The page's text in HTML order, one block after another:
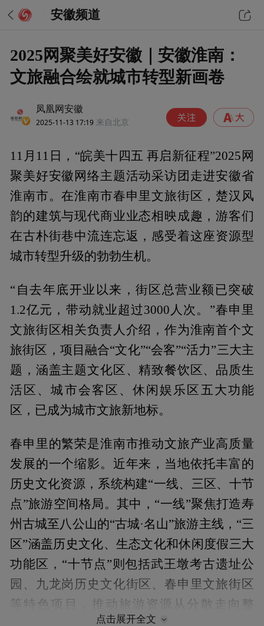
安徽频道
2025网聚美好安徽｜安徽淮南：
文旅融合绘就城市转型新画卷
凤凰网安徽
2025-11-13 17:19 来自北京
11月11日，“皖美十四五 再启新征程”2025网
聚美好安徽网络主题活动采访团走进安徽省
淮南市。在淮南市春申里文旅街区，楚汉风
韵的建筑与现代商业业态相映成趣，游客们
在古朴街巷中流连忘返，感受着这座资源型
城市转型升级的勃勃生机。
“自去年底开业以来，街区总营业额已突破
1.2亿元，带动就业超过3000人次。”春申里
文旅街区相关负责人介绍，作为淮南首个文
旅街区，项目融合“文化”“会客”“活力”三大主
题，涵盖主题文化区、精致餐饮区、品质生
活区、城市会客区、休闲娱乐区五大功能
区，已成为城市文旅新地标。
春申里的繁荣是淮南市推动文旅产业高质量
发展的一个缩影。近年来，当地依托丰富的
历史文化资源，系统构建“一线、三区、十节
点”旅游空间格局。其中，“一线”聚焦打造寿
州古城至八公山的“古城·名山”旅游主线，“三
区”涵盖历史文化、生态文化和休闲度假三大
功能区，“十节点”则包括武王墩考古遗址公
园、九龙岗历史文化街区、春申里文旅街区
等特色项目，推动旅游资源从分散走向整
点击展开全文